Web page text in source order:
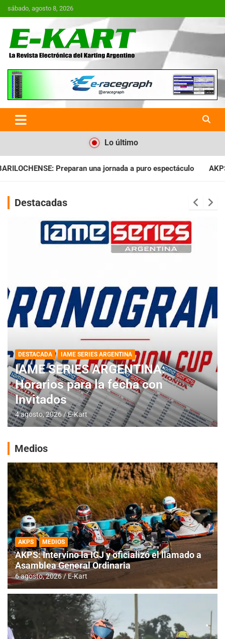
Saltar
al
sábado, agosto 8, 2026
E-Kart.com.ar | La Revista
Electrónica del Karting en
Argentina
Lo último
a puro espectáculo AKPS: Intervino la IGJ y oficializó el
Destacadas
DESTACADA IAME SERIES ARGENTINA
IAME SERIES ARGENTINA:
Horarios para la fecha con
Invitados
4 agosto, 2026 E-Kart
Medios
AKPS MEDIOS
AKPS: Intervino la IGJ y oficializó el llamado a
Asamblea General Ordinaria
6 agosto, 2026 E-Kart